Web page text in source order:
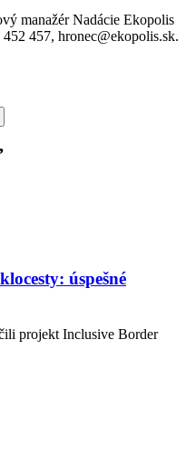
manažér Nadácie Ekopolis
457, hronec@ekopolis.sk.
úspešné
projekt Inclusive Border